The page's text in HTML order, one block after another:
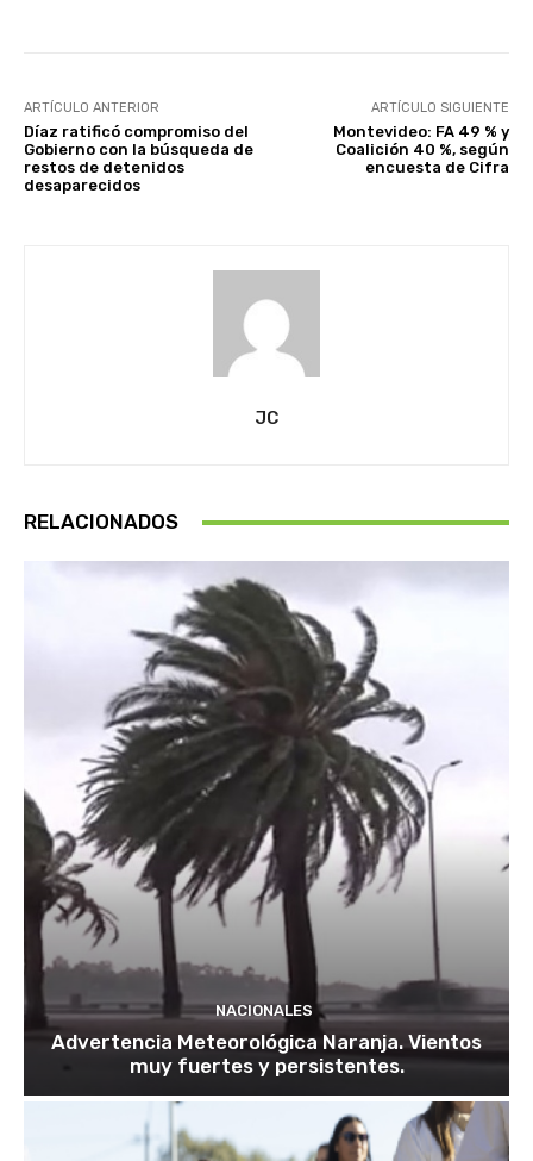
ARTÍCULO ANTERIOR
Díaz ratificó compromiso del
Gobierno con la búsqueda de
restos de detenidos
desaparecidos
ARTÍCULO SIGUIENTE
Montevideo: FA 49 % y
Coalición 40 %, según
encuesta de Cifra
JC
RELACIONADOS
NACIONALES
Advertencia Meteorológica Naranja. Vientos
muy fuertes y persistentes.